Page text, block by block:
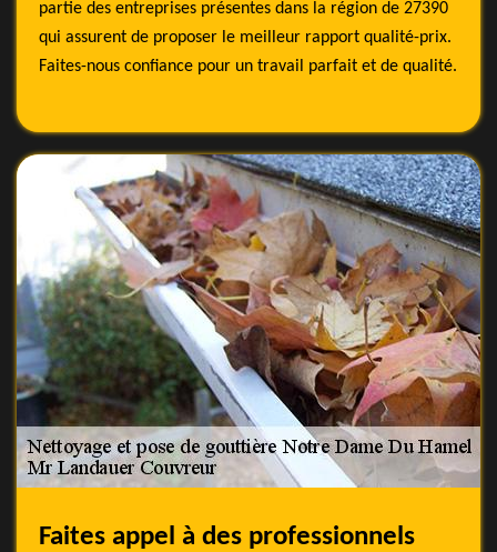
partie des entreprises présentes dans la région de 27390
qui assurent de proposer le meilleur rapport qualité-prix.
Faites-nous confiance pour un travail parfait et de qualité.
Faites appel à des professionnels